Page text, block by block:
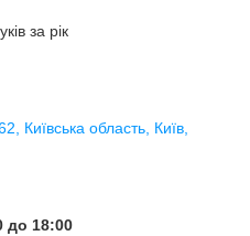
за рік
Київська область, Київ,
до 18:00